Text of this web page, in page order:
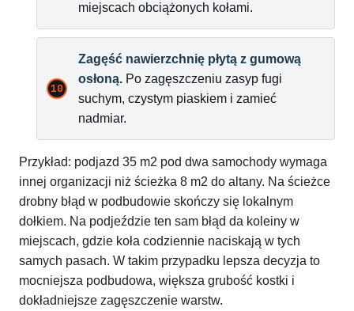
miejscach obciążonych kołami.
Zagęść nawierzchnię płytą z gumową
osłoną. Po zagęszczeniu zasyp fugi
suchym, czystym piaskiem i zamieć
nadmiar.
Przykład: podjazd 35 m2 pod dwa samochody wymaga
innej organizacji niż ścieżka 8 m2 do altany. Na ścieżce
drobny błąd w podbudowie skończy się lokalnym
dołkiem. Na podjeździe ten sam błąd da koleiny w
miejscach, gdzie koła codziennie naciskają w tych
samych pasach. W takim przypadku lepsza decyzja to
mocniejsza podbudowa, większa grubość kostki i
dokładniejsze zagęszczenie warstw.